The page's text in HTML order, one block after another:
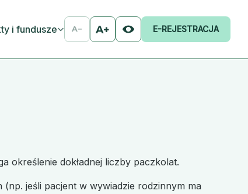
i fundusze A− A+ E-REJESTRACJA
określenie dokładnej liczby paczkolat.
jeśli pacjent w wywiadzie rodzinnym ma